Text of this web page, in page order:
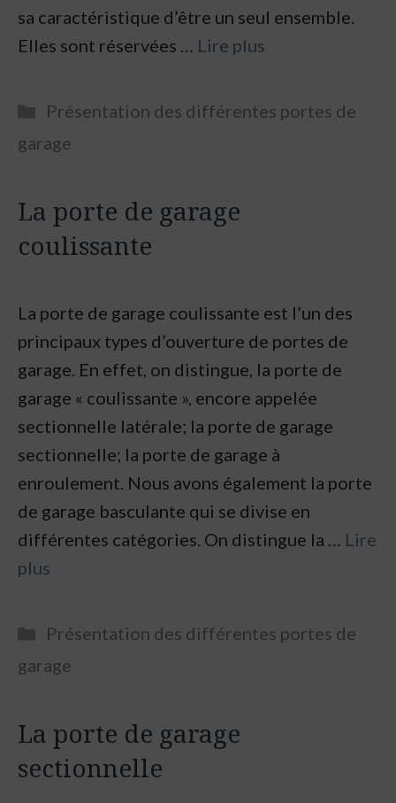
sa caractéristique d’être un seul ensemble.
Elles sont réservées … Lire plus
Categories
Présentation des différentes portes de
garage
La porte de garage
coulissante
La porte de garage coulissante est l’un des
principaux types d’ouverture de portes de
garage. En effet, on distingue, la porte de
garage « coulissante », encore appelée
sectionnelle latérale; la porte de garage
sectionnelle; la porte de garage à
enroulement. Nous avons également la porte
de garage basculante qui se divise en
différentes catégories. On distingue la … Lire
plus
Categories
Présentation des différentes portes de
garage
La porte de garage
sectionnelle